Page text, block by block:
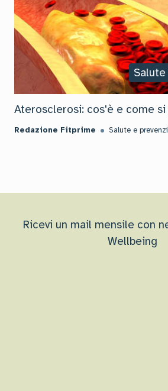
Aterosclerosi: cos'è e come
Redazione Fitprime Salute e
Ricevi un mail mensile con
Wellbeing